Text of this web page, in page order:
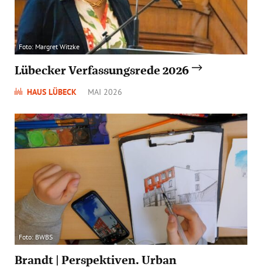
Foto: Margret Witzke
Lübecker Verfassungsrede 2026
HAUS LÜBECK MAI 2026
Foto: BWBS
Brandt | Perspektiven. Urban